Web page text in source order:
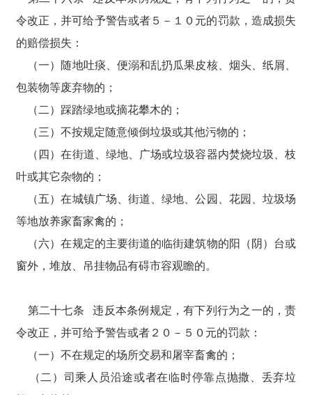
令改正，并可给予警告或者５－１０元的罚款，造成损失
的赔偿损失：
（一）随地吐痰、便溺和乱扔瓜果皮核、烟头、纸屑、
包装物等废弃物的；
（二）踩踏绿地或摘花攀木的；
（三）不按规定随意倾倒垃圾或其他污物的；
（四）在街道、绿地、广场或垃圾容器内焚烧垃圾、枝
叶或其它杂物的；
（五）在城镇广场、街道、绿地、公园、花园、垃圾场
等地放养家畜家禽的；
（六）在规定的主要街道的临街建筑物的阳（阴）台或
窗外，堆放、吊挂物品有碍市容观瞻的。
第二十七条 违反本条例规定，有下列行为之一的，责
令改正，并可给予警告或者２０－５０元的罚款：
（一）不在规定的场所交易和屠宰畜禽的；
（二）司乘人员沿途或者在临时停靠点抛撒、丢弃垃